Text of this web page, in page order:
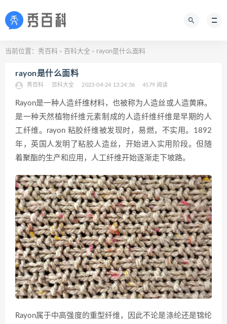
当前位置： 秀百科 > 百科大全 > rayon是什么面料
rayon是什么面料
秀百科 百科大全 2023-04-24 13:24:36 4579 阅读
Rayon是一种人造纤维材料，也被称为人造丝或人造黄麻。
是一种天然植物纤维元素制成的人造纤维纤维是早期的人
工纤维。rayon 粘胶纤维被发现时，易燃，不实用。1892
年，英国人发明了粘胶人造丝，开始进入实用阶段。但随
着聚酯的生产和应用，人工纤维开始逐渐走下坡路。
Rayon属于中高强度的重型纤维，因此不论是涤纶还是锦纶